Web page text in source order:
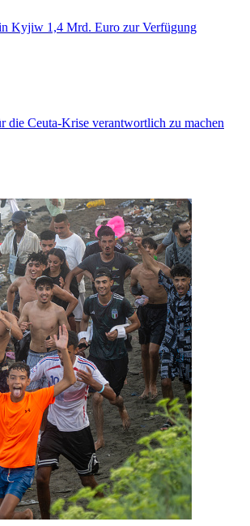
Kyjiw 1,4 Mrd. Euro zur Verfügung
die Ceuta-Krise verantwortlich zu machen